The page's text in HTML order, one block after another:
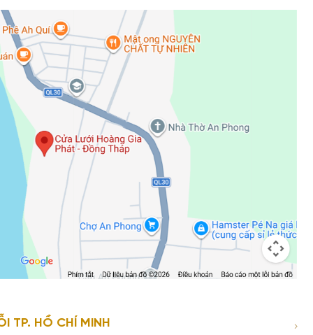
TP. HỒ CHÍ MINH